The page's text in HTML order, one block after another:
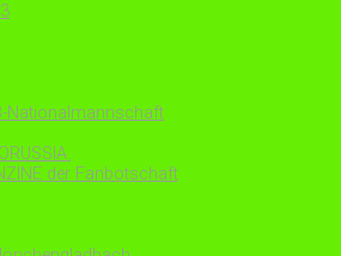
Nationalmannschaft
der Fanbotschaft